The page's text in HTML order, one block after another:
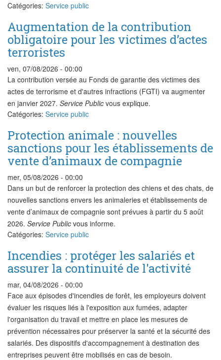
Catégories: Service public
Augmentation de la contribution
obligatoire pour les victimes d’actes
terroristes
ven, 07/08/2026 - 00:00
La contribution versée au Fonds de garantie des victimes des
actes de terrorisme et d'autres infractions (FGTI) va augmenter
en janvier 2027. Service Public vous explique.
Catégories: Service public
Protection animale : nouvelles
sanctions pour les établissements de
vente d’animaux de compagnie
mer, 05/08/2026 - 00:00
Dans un but de renforcer la protection des chiens et des chats, de
nouvelles sanctions envers les animaleries et établissements de
vente d’animaux de compagnie sont prévues à partir du 5 août
2026. Service Public vous informe.
Catégories: Service public
Incendies : protéger les salariés et
assurer la continuité de l'activité
mar, 04/08/2026 - 00:00
Face aux épisodes d'incendies de forêt, les employeurs doivent
évaluer les risques liés à l'exposition aux fumées, adapter
l'organisation du travail et mettre en place les mesures de
prévention nécessaires pour préserver la santé et la sécurité des
salariés. Des dispositifs d'accompagnement à destination des
entreprises peuvent être mobilisés en cas de besoin.